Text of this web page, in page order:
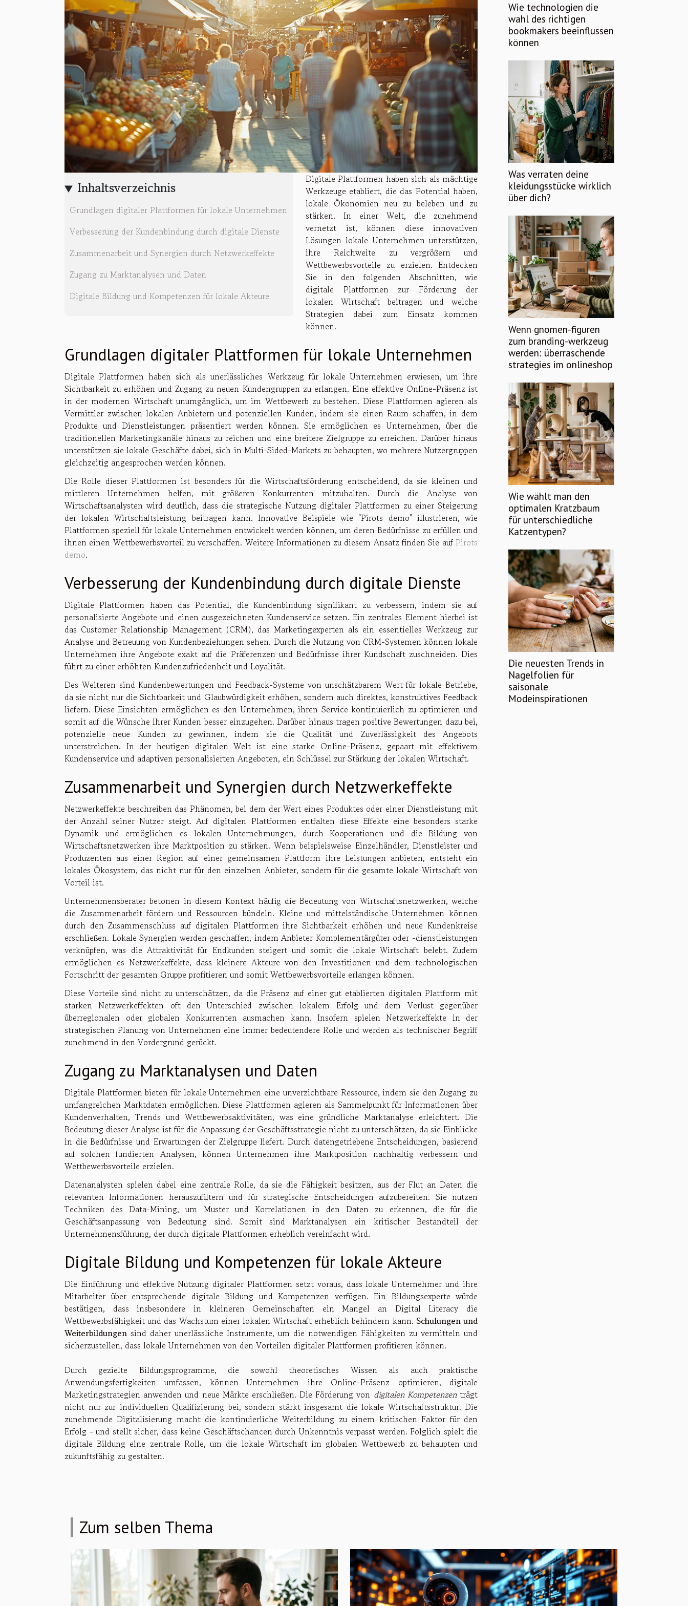
Inhaltsverzeichnis
Grundlagen digitaler Plattformen für lokale Unternehmen
Verbesserung der Kundenbindung durch digitale Dienste
Zusammenarbeit und Synergien durch Netzwerkeffekte
Zugang zu Marktanalysen und Daten
Digitale Bildung und Kompetenzen für lokale Akteure
Digitale Plattformen haben sich als mächtige
Werkzeuge etabliert, die das Potential haben,
lokale Ökonomien neu zu beleben und zu
stärken. In einer Welt, die zunehmend
vernetzt ist, können diese innovativen
Lösungen lokale Unternehmen unterstützen,
ihre Reichweite zu vergrößern und
Wettbewerbsvorteile zu erzielen. Entdecken
Sie in den folgenden Abschnitten, wie
digitale Plattformen zur Förderung der
lokalen Wirtschaft beitragen und welche
Strategien dabei zum Einsatz kommen
können.
Grundlagen digitaler Plattformen für lokale Unternehmen
Digitale Plattformen haben sich als unerlässliches Werkzeug für lokale Unternehmen erwiesen, um ihre
Sichtbarkeit zu erhöhen und Zugang zu neuen Kundengruppen zu erlangen. Eine effektive Online-Präsenz ist
in der modernen Wirtschaft unumgänglich, um im Wettbewerb zu bestehen. Diese Plattformen agieren als
Vermittler zwischen lokalen Anbietern und potenziellen Kunden, indem sie einen Raum schaffen, in dem
Produkte und Dienstleistungen präsentiert werden können. Sie ermöglichen es Unternehmen, über die
traditionellen Marketingkanäle hinaus zu reichen und eine breitere Zielgruppe zu erreichen. Darüber hinaus
unterstützen sie lokale Geschäfte dabei, sich in Multi-Sided-Markets zu behaupten, wo mehrere Nutzergruppen
gleichzeitig angesprochen werden können.
Die Rolle dieser Plattformen ist besonders für die Wirtschaftsförderung entscheidend, da sie kleinen und
mittleren Unternehmen helfen, mit größeren Konkurrenten mitzuhalten. Durch die Analyse von
Wirtschaftsanalysten wird deutlich, dass die strategische Nutzung digitaler Plattformen zu einer Steigerung
der lokalen Wirtschaftsleistung beitragen kann. Innovative Beispiele wie "Pirots demo" illustrieren, wie
Plattformen speziell für lokale Unternehmen entwickelt werden können, um deren Bedürfnisse zu erfüllen und
ihnen einen Wettbewerbsvorteil zu verschaffen. Weitere Informationen zu diesem Ansatz finden Sie auf Pirots
demo.
Verbesserung der Kundenbindung durch digitale Dienste
Digitale Plattformen haben das Potential, die Kundenbindung signifikant zu verbessern, indem sie auf
personalisierte Angebote und einen ausgezeichneten Kundenservice setzen. Ein zentrales Element hierbei ist
das Customer Relationship Management (CRM), das Marketingexperten als ein essentielles Werkzeug zur
Analyse und Betreuung von Kundenbeziehungen sehen. Durch die Nutzung von CRM-Systemen können lokale
Unternehmen ihre Angebote exakt auf die Präferenzen und Bedürfnisse ihrer Kundschaft zuschneiden. Dies
führt zu einer erhöhten Kundenzufriedenheit und Loyalität.
Des Weiteren sind Kundenbewertungen und Feedback-Systeme von unschätzbarem Wert für lokale Betriebe,
da sie nicht nur die Sichtbarkeit und Glaubwürdigkeit erhöhen, sondern auch direktes, konstruktives Feedback
liefern. Diese Einsichten ermöglichen es den Unternehmen, ihren Service kontinuierlich zu optimieren und
somit auf die Wünsche ihrer Kunden besser einzugehen. Darüber hinaus tragen positive Bewertungen dazu bei,
potenzielle neue Kunden zu gewinnen, indem sie die Qualität und Zuverlässigkeit des Angebots
unterstreichen. In der heutigen digitalen Welt ist eine starke Online-Präsenz, gepaart mit effektivem
Kundenservice und adaptiven personalisierten Angeboten, ein Schlüssel zur Stärkung der lokalen Wirtschaft.
Zusammenarbeit und Synergien durch Netzwerkeffekte
Netzwerkeffekte beschreiben das Phänomen, bei dem der Wert eines Produktes oder einer Dienstleistung mit
der Anzahl seiner Nutzer steigt. Auf digitalen Plattformen entfalten diese Effekte eine besonders starke
Dynamik und ermöglichen es lokalen Unternehmungen, durch Kooperationen und die Bildung von
Wirtschaftsnetzwerken ihre Marktposition zu stärken. Wenn beispielsweise Einzelhändler, Dienstleister und
Produzenten aus einer Region auf einer gemeinsamen Plattform ihre Leistungen anbieten, entsteht ein
lokales Ökosystem, das nicht nur für den einzelnen Anbieter, sondern für die gesamte lokale Wirtschaft von
Vorteil ist.
Unternehmensberater betonen in diesem Kontext häufig die Bedeutung von Wirtschaftsnetzwerken, welche
die Zusammenarbeit fördern und Ressourcen bündeln. Kleine und mittelständische Unternehmen können
durch den Zusammenschluss auf digitalen Plattformen ihre Sichtbarkeit erhöhen und neue Kundenkreise
erschließen. Lokale Synergien werden geschaffen, indem Anbieter Komplementärgüter oder -dienstleistungen
verknüpfen, was die Attraktivität für Endkunden steigert und somit die lokale Wirtschaft belebt. Zudem
ermöglichen es Netzwerkeffekte, dass kleinere Akteure von den Investitionen und dem technologischen
Fortschritt der gesamten Gruppe profitieren und somit Wettbewerbsvorteile erlangen können.
Diese Vorteile sind nicht zu unterschätzen, da die Präsenz auf einer gut etablierten digitalen Plattform mit
starken Netzwerkeffekten oft den Unterschied zwischen lokalem Erfolg und dem Verlust gegenüber
überregionalen oder globalen Konkurrenten ausmachen kann. Insofern spielen Netzwerkeffekte in der
strategischen Planung von Unternehmen eine immer bedeutendere Rolle und werden als technischer Begriff
zunehmend in den Vordergrund gerückt.
Zugang zu Marktanalysen und Daten
Digitale Plattformen bieten für lokale Unternehmen eine unverzichtbare Ressource, indem sie den Zugang zu
umfangreichen Marktdaten ermöglichen. Diese Plattformen agieren als Sammelpunkt für Informationen über
Kundenverhalten, Trends und Wettbewerbsaktivitäten, was eine gründliche Marktanalyse erleichtert. Die
Bedeutung dieser Analyse ist für die Anpassung der Geschäftsstrategie nicht zu unterschätzen, da sie Einblicke
in die Bedürfnisse und Erwartungen der Zielgruppe liefert. Durch datengetriebene Entscheidungen, basierend
auf solchen fundierten Analysen, können Unternehmen ihre Marktposition nachhaltig verbessern und
Wettbewerbsvorteile erzielen.
Datenanalysten spielen dabei eine zentrale Rolle, da sie die Fähigkeit besitzen, aus der Flut an Daten die
relevanten Informationen herauszufiltern und für strategische Entscheidungen aufzubereiten. Sie nutzen
Techniken des Data-Mining, um Muster und Korrelationen in den Daten zu erkennen, die für die
Geschäftsanpassung von Bedeutung sind. Somit sind Marktanalysen ein kritischer Bestandteil der
Unternehmensführung, der durch digitale Plattformen erheblich vereinfacht wird.
Digitale Bildung und Kompetenzen für lokale Akteure
Die Einführung und effektive Nutzung digitaler Plattformen setzt voraus, dass lokale Unternehmer und ihre
Mitarbeiter über entsprechende digitale Bildung und Kompetenzen verfügen. Ein Bildungsexperte würde
bestätigen, dass insbesondere in kleineren Gemeinschaften ein Mangel an Digital Literacy die
Wettbewerbsfähigkeit und das Wachstum einer lokalen Wirtschaft erheblich behindern kann. Schulungen und
Weiterbildungen sind daher unerlässliche Instrumente, um die notwendigen Fähigkeiten zu vermitteln und
sicherzustellen, dass lokale Unternehmen von den Vorteilen digitaler Plattformen profitieren können.
Durch gezielte Bildungsprogramme, die sowohl theoretisches Wissen als auch praktische
Anwendungsfertigkeiten umfassen, können Unternehmen ihre Online-Präsenz optimieren, digitale
Marketingstrategien anwenden und neue Märkte erschließen. Die Förderung von digitalen Kompetenzenträgt
nicht nur zur individuellen Qualifizierung bei, sondern stärkt insgesamt die lokale Wirtschaftsstruktur. Die
zunehmende Digitalisierung macht die kontinuierliche Weiterbildung zu einem kritischen Faktor für den
Erfolg - und stellt sicher, dass keine Geschäftschancen durch Unkenntnis verpasst werden. Folglich spielt die
digitale Bildung eine zentrale Rolle, um die lokale Wirtschaft im globalen Wettbewerb zu behaupten und
zukunftsfähig zu gestalten.
Wie technologien die
wahl des richtigen
bookmakers beeinflussen
können
Was verraten deine
kleidungsstücke wirklich
über dich?
Wenn gnomen-figuren
zum branding-werkzeug
werden: überraschende
strategies im onlineshop
Wie wählt man den
optimalen Kratzbaum
für unterschiedliche
Katzentypen?
Die neuesten Trends in
Nagelfolien für
saisonale
Modeinspirationen
Zum selben Thema